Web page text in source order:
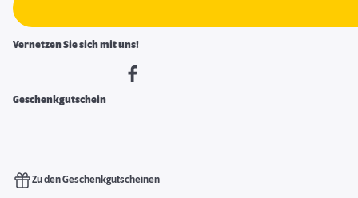
Vernetzen Sie sich mit uns!
Geschenkgutschein
Zu den Geschenkgutscheinen